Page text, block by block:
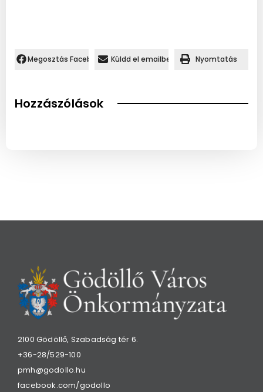
Megosztás Facebookon.Küldd el emailben Nyomtatás
Hozzászólások
2100 Gödöllő, Szabadság tér 6.
+36-28/529-100
pmh@godollo.hu
facebook.com/godollo